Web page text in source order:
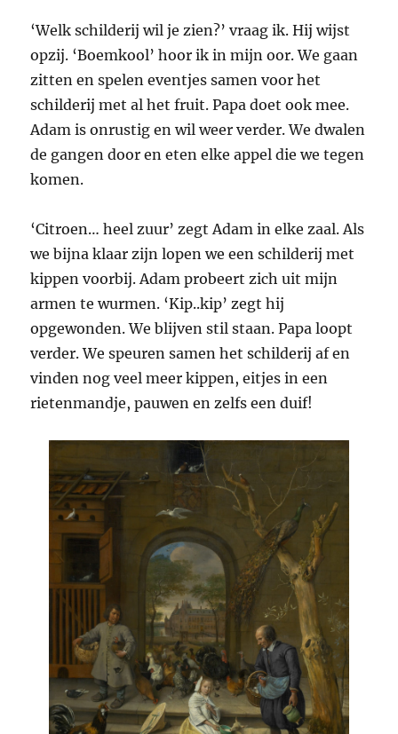
‘Welk schilderij wil je zien?’ vraag ik. Hij wijst
opzij. ‘Boemkool’ hoor ik in mijn oor. We gaan
zitten en spelen eventjes samen voor het
schilderij met al het fruit. Papa doet ook mee.
Adam is onrustig en wil weer verder. We dwalen
de gangen door en eten elke appel die we tegen
komen.
‘Citroen… heel zuur’ zegt Adam in elke zaal. Als
we bijna klaar zijn lopen we een schilderij met
kippen voorbij. Adam probeert zich uit mijn
armen te wurmen. ‘Kip..kip’ zegt hij
opgewonden. We blijven stil staan. Papa loopt
verder. We speuren samen het schilderij af en
vinden nog veel meer kippen, eitjes in een
rietenmandje, pauwen en zelfs een duif!